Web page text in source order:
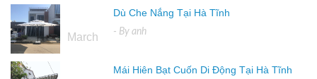
March
Dù Che Nắng Tại Hà Tĩnh
- By anh
Mái Hiên Bạt Cuốn Di Động Tại Hà Tĩnh